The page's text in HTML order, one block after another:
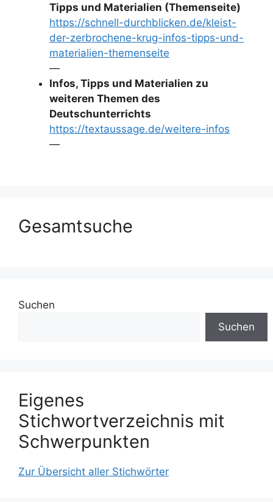
Tipps und Materialien (Themenseite)
https://schnell-durchblicken.de/kleist-
der-zerbrochene-krug-infos-tipps-und-
materialien-themenseite
—
Infos, Tipps und Materialien zu
weiteren Themen des
Deutschunterrichts
https://textaussage.de/weitere-infos
—
Gesamtsuche
Suchen
Suchen
Eigenes
Stichwortverzeichnis mit
Schwerpunkten
Zur Übersicht aller Stichwörter